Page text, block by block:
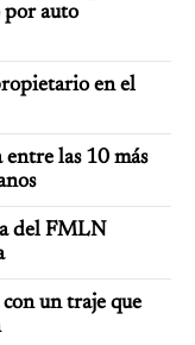
por auto
en el
las 10 más
del FMLN
un traje que